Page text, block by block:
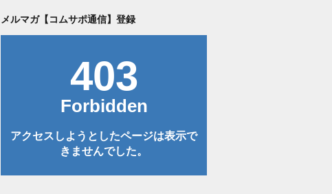
メルマガ【コムサポ通信】登録